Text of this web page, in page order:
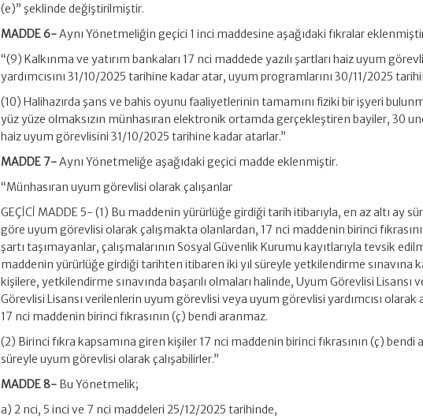
(e)” şeklinde değiştirilmiştir.
MADDE 6-Aynı Yönetmeliğin geçici 1 inci maddesine aşağıdaki fıkralar
“(9) Kalkınma ve yatırım bankaları 17 nci maddede yazılı şartları haiz uyum
yardımcısını 31/10/2025 tarihine kadar atar, uyum programlarını 30/11/2025
(10) Halihazırda şans ve bahis oyunu faaliyetlerinin tamamını fiziki bir işyeri
yüz yüze olmaksızın münhasıran elektronik ortamda gerçekleştiren bayiler, 30
haiz uyum görevlisini 31/10/2025 tarihine kadar atarlar.”
MADDE 7-Aynı Yönetmeliğe aşağıdaki geçici madde eklenmiştir.
“Münhasıran uyum görevlisi olarak çalışanlar
GEÇİCİ MADDE 5- (1) Bu maddenin yürürlüğe girdiği tarih itibarıyla, en az altı ay
göre uyum görevlisi olarak çalışmakta olanlardan, 17 nci maddenin birinci
şartı taşımayanlar, çalışmalarının Sosyal Güvenlik Kurumu kayıtlarıyla tevsik
maddenin yürürlüğe girdiği tarihten itibaren iki yıl süreyle yetkilendirme sınavına
kişilere, yetkilendirme sınavında başarılı olmaları halinde, Uyum Görevlisi Lisansı
Görevlisi Lisansı verilenlerin uyum görevlisi veya uyum görevlisi yardımcısı olarak
17 nci maddenin birinci fıkrasının (ç) bendi aranmaz.
(2) Birinci fıkra kapsamına giren kişiler 17 nci maddenin birinci fıkrasının (ç) bendi
süreyle uyum görevlisi olarak çalışabilirler.”
MADDE 8- Bu Yönetmelik;
a) 2 nci, 5 inci ve 7 nci maddeleri 25/12/2025 tarihinde,